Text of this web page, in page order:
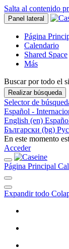
Salta al contenido
Panel lateral
Página
Calendario
Shared Space
Más
Buscar por todo el
Realizar búsqueda
Selector de
Español -
English ‎(en)‎
Български ‎(bg)‎
En este momento
Acceder
Página Principal
Expandir todo